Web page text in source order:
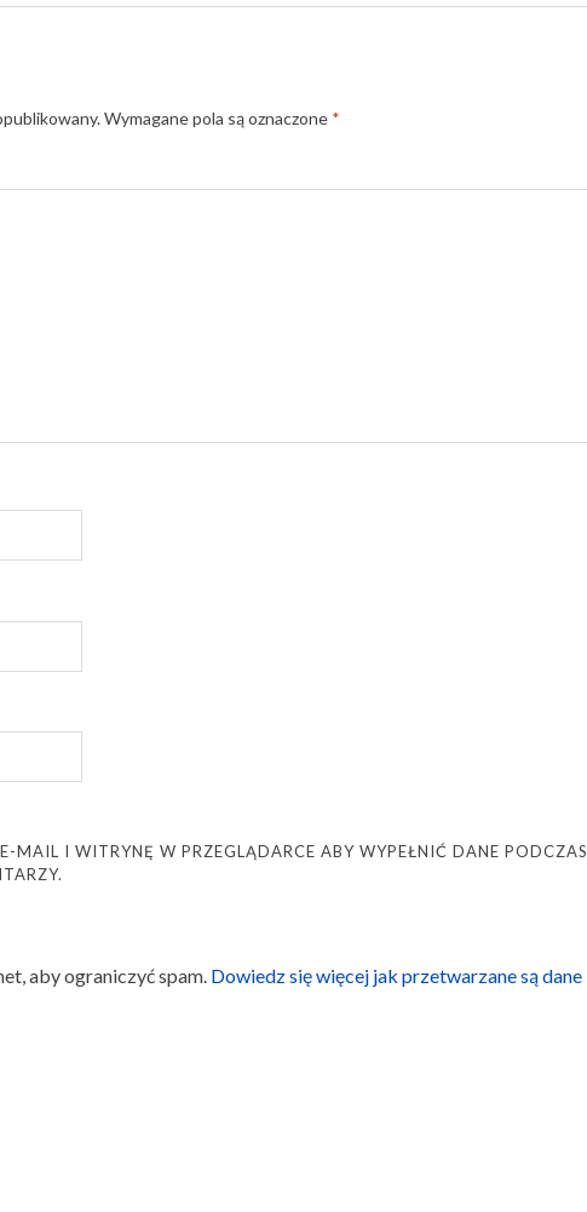
Wymagane pola są oznaczone *
MAIL I WITRYNĘ W PRZEGLĄDARCE ABY WYPEŁNIĆ DANE PODCZAS
aby ograniczyć spam. Dowiedz się więcej jak przetwarzane są dane